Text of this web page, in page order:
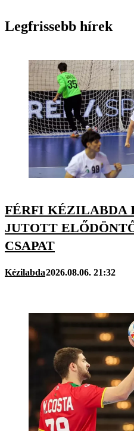
Legfrissebb hírek
FÉRFI KÉZILABDA
JUTOTT
CSAPAT
Kézilabda2026.08.06. 21:32